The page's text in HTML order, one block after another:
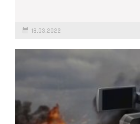
16.03.2022